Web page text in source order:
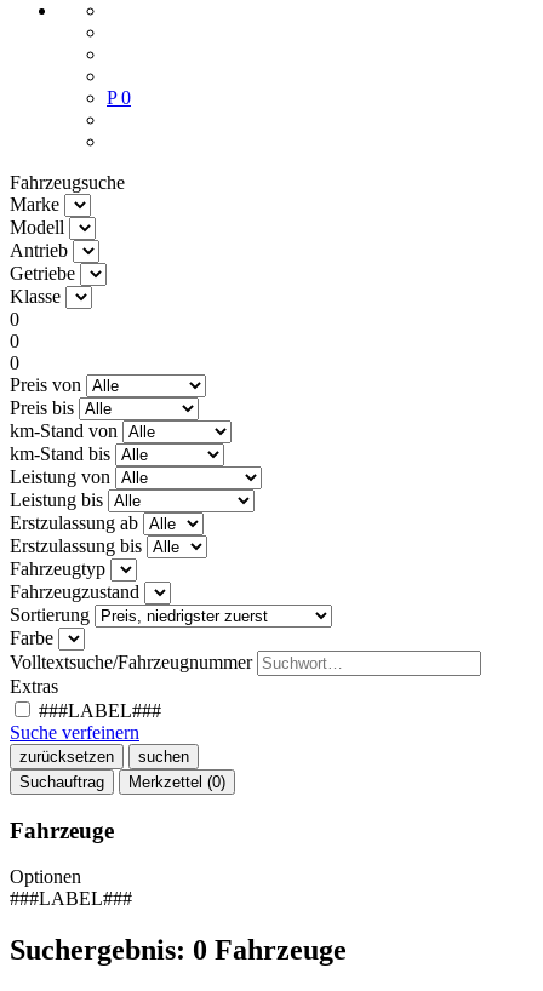
P 0
Fahrzeugsuche
Marke
Modell
Antrieb
Getriebe
Klasse
0
0
0
Preis von
Preis bis
km-Stand von
km-Stand bis
Leistung von
Leistung bis
Erstzulassung ab
Erstzulassung bis
Fahrzeugtyp
Fahrzeugzustand
Sortierung
Farbe
Volltextsuche/Fahrzeugnummer
Extras
###LABEL###
Suche verfeinern
zurücksetzen
suchen
Suchauftrag
Merkzettel (0)
Fahrzeuge
Optionen
###LABEL###
Suchergebnis: 0 Fahrzeuge